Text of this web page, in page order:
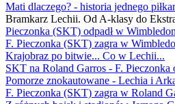
Mati dlaczego? - historia jednego
Bramkarz Lechii. Od A-klasy do
Pieczonka (SKT) odpadł w
F. Pieczonka (SKT) zagra w
Krajobraz po bitwie... Co w Lechii...
SKT na Roland Garros - F. Pieczonka
Pomorze znokautowane - Lechia i
F. Pieczonka (SKT) zagra w Roland